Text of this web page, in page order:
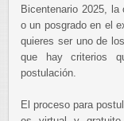
Bicentenario 2025,
o un posgrado en el
quieres ser uno de
que hay criterios
postulación.
El proceso para